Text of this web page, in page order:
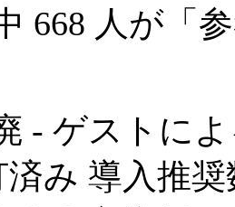
668 人が「
- ゲストに
み 導入推